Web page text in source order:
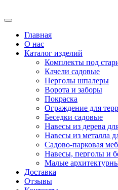
Главная
О нас
Каталог изделий
Комплекты под
Качели садовые
Перголы шпалеры
Ворота и заборы
Покраска
Ограждение для
Беседки садовые
Навесы из дерева
Навесы из металла
Садово-парковая
Навесы, перголы и
Малые
Доставка
Отзывы